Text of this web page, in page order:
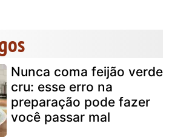
Nunca coma feijão verde
cru: esse erro na
preparação pode fazer
você passar mal